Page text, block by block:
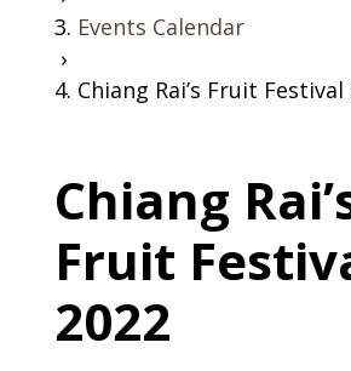
Events Calendar
›
Chiang Rai’s Fruit Festival
Chiang
Fruit
2022